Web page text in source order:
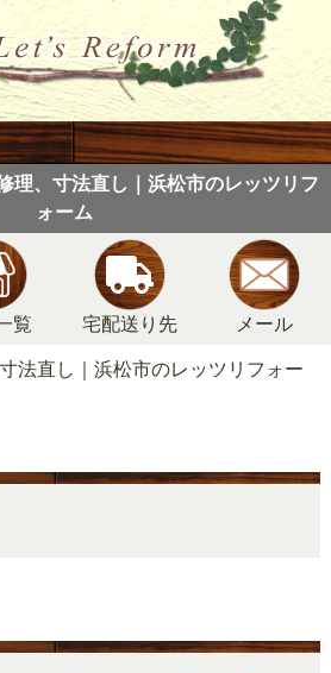
理、寸法直し｜浜松市のレッツリフ
ォーム
覧 宅配送り先 メール
法直し｜浜松市のレッツリフォー